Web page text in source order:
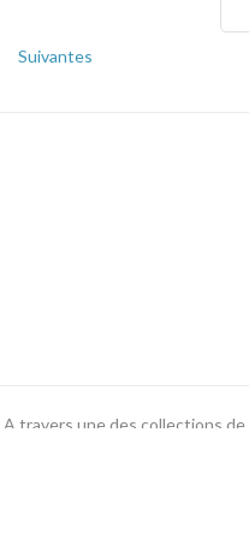
Suivantes
A travers une des collections de